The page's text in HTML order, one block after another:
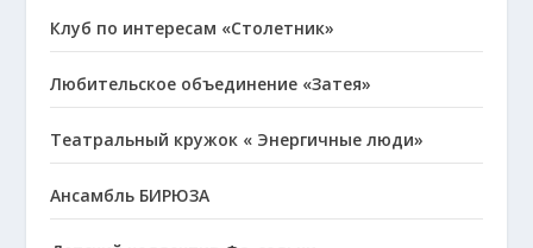
Клуб по интересам «Столетник»
Любительское объединение «Затея»
Театральный кружок « Энергичные люди»
Ансамбль БИРЮЗА